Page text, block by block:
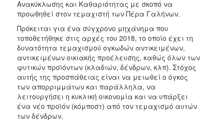
Ανακύκλωσης και Καθαριότητας με σκοπό να
προωθηθεί στον τεμαχιστή των Πέρα Γαλήνων.
Πρόκειται για ένα σύγχρονο μηχάνημα που
τοποθετήθηκε στις αρχές του 2018, το οποίο έχει τη
δυνατότητα τεμαχισμού ογκωδών αντικειμένων,
αντικειμένων οικιακής προέλευσης, καθώς όλων των
φυτικών προϊόντων (κλαδιών, δένδρων, κλπ). Στόχος
αυτής της προσπάθειας είναι να μειωθεί ο όγκος
των απορριμμάτων και παράλληλα, να
λειτουργήσει η κυκλική οικονομία και να υπάρξει
ένα νέο προϊόν (κόμποστ) από τον τεμαχισμό αυτών
των δένδρων.